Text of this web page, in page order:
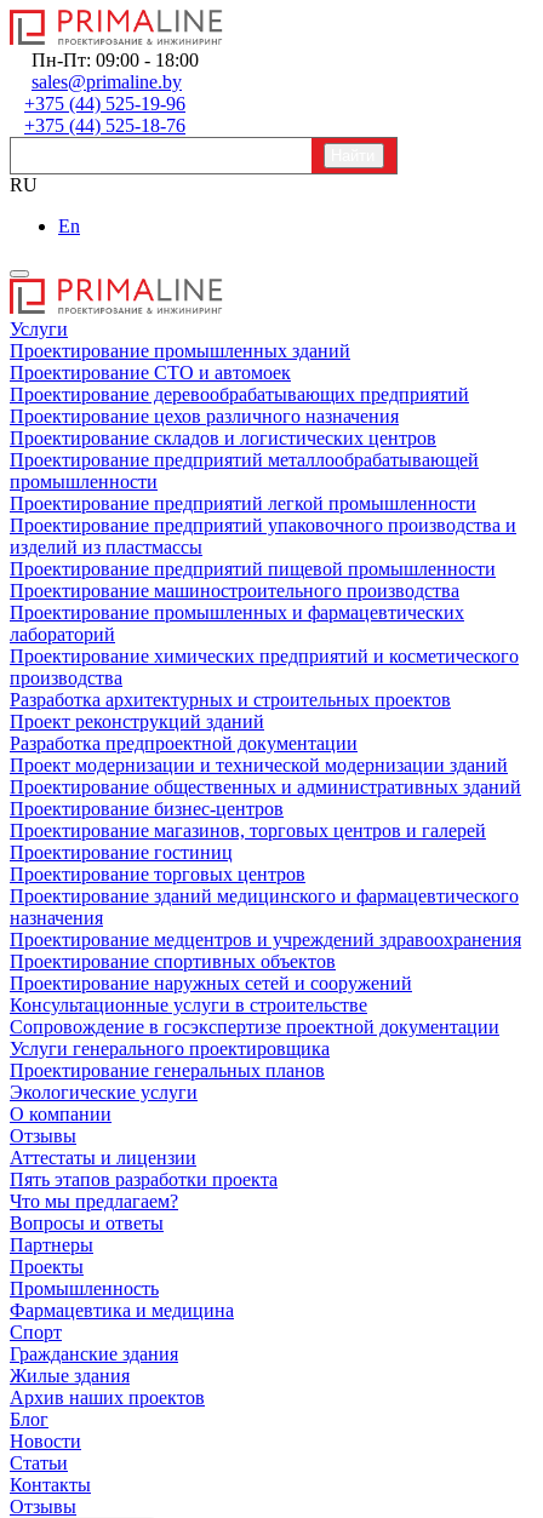
Пн-Пт: 09:00 - 18:00
sales@primaline.by
+375 (44) 525-19-96
+375 (44) 525-18-76
RU
En
Услуги
Проектирование промышленных зданий
Проектирование СТО и автомоек
Проектирование деревообрабатывающих предприятий
Проектирование цехов различного назначения
Проектирование складов и логистических центров
Проектирование предприятий металлообрабатывающей
промышленности
Проектирование предприятий легкой промышленности
Проектирование предприятий упаковочного производства и
изделий из пластмассы
Проектирование предприятий пищевой промышленности
Проектирование машиностроительного производства
Проектирование промышленных и фармацевтических
лабораторий
Проектирование химических предприятий и косметического
производства
Разработка архитектурных и строительных проектов
Проект реконструкций зданий
Разработка предпроектной документации
Проект модернизации и технической модернизации зданий
Проектирование общественных и административных зданий
Проектирование бизнес-центров
Проектирование магазинов, торговых центров и галерей
Проектирование гостиниц
Проектирование торговых центров
Проектирование зданий медицинского и фармацевтического
назначения
Проектирование медцентров и учреждений здравоохранения
Проектирование спортивных объектов
Проектирование наружных сетей и сооружений
Консультационные услуги в строительстве
Сопровождение в госэкспертизе проектной документации
Услуги генерального проектировщика
Проектирование генеральных планов
Экологические услуги
О компании
Отзывы
Аттестаты и лицензии
Пять этапов разработки проекта
Что мы предлагаем?
Вопросы и ответы
Партнеры
Проекты
Промышленность
Фармацевтика и медицина
Спорт
Гражданские здания
Жилые здания
Архив наших проектов
Блог
Новости
Статьи
Контакты
Отзывы